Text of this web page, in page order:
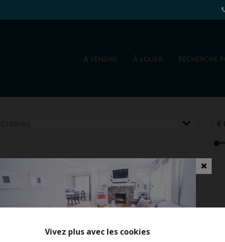
Vivez plus avec les cookies
À VENDRE À LOUER RECHERCHE